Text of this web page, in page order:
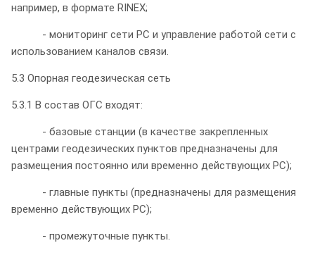
например, в формате RINEX;
- мониторинг сети РС и управление работой сети с
использованием каналов связи.
5.3 Опорная геодезическая сеть
5.3.1 В состав ОГС входят:
- базовые станции (в качестве закрепленных
центрами геодезических пунктов предназначены для
размещения постоянно или временно действующих РС);
- главные пункты (предназначены для размещения
временно действующих РС);
- промежуточные пункты.